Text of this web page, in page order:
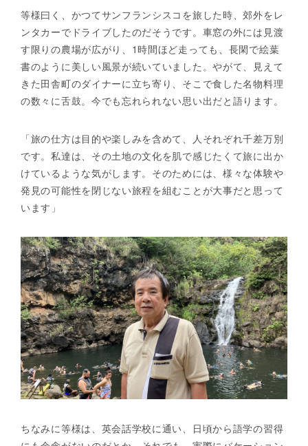
等様曰く、かつてサンフランシスコを旅した時、郊外をレ
ンタカーでドライブしたのだそうです。車窓の外には見渡
す限りの農場が広がり、1時間ほど走っても、長閑で絵葉
書のように美しい風景が続いていました。やがて、見えて
きた田舎町のダイナーに立ち寄り、そこで食した名物料理
の数々に舌鼓。今でも忘れられない思い出だと語ります。
「旅の仕方は目的や楽しみを含めて、人それぞれ千差万別
です。私達は、その土地の文化を肌で感じたくて旅に出か
けているような気がします。そのためには、様々な体験や
発見の可能性を閉じない旅程を組むことが大事だと思って
います」
ちなみに等様は、英会話学校に通い、日頃から語学の習得